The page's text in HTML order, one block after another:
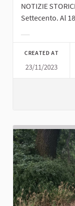
NOTIZIE
Settecento. Al
CREATED AT
23/11/2023